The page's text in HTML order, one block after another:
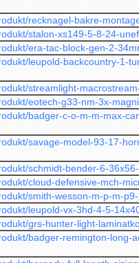
recknagel-bakre-
stalon-xs149-5-8-24-
era-tac-block-gen-2-
leupold-backcountry-1-
streamlight-
eotech-g33-nm-3x-
badger-c-o-m-m-max-
savage-model-93-17-
schmidt-bender-6-
cloud-defensive-mch-
smith-wesson-m-p-m-
leupold-vx-3hd-4-5-
grs-hunter-light-
badger-remington-long-